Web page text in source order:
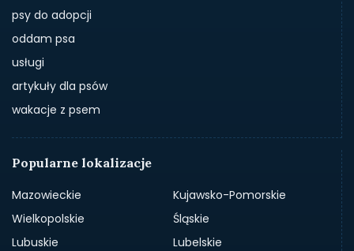
psy do adopcji
oddam psa
usługi
artykuły dla psów
wakacje z psem
Popularne lokalizacje
Mazowieckie
Kujawsko-Pomorskie
Wielkopolskie
Śląskie
Lubuskie
Lubelskie